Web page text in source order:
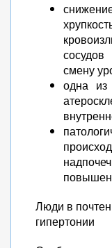
смену
одна из
Люди в
гипертонии